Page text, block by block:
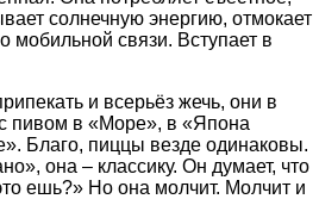
солнечную энергию, отмокает
мобильной связи. Вступает в
и всерьёз жечь, они в
пивом в «Море», в «Япона
Благо, пиццы везде одинаковы.
она – классику. Он думает, что
ешь?» Но она молчит. Молчит и